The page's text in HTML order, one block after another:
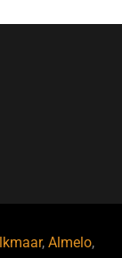
,Almelo,